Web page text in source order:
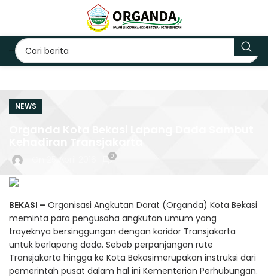
NEWS
0
BEKASI – Organisasi Angkutan Darat (Organda) Kota Bekasi
meminta para pengusaha angkutan umum yang
trayeknya bersinggungan dengan koridor Transjakarta
untuk berlapang dada. Sebab perpanjangan rute
Transjakarta hingga ke Kota Bekasimerupakan instruksi dari
pemerintah pusat dalam hal ini Kementerian Perhubungan.